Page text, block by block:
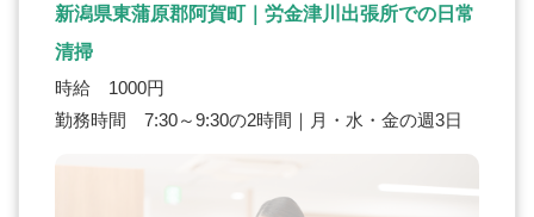
新潟県東蒲原郡阿賀町｜労金津川出張所での日常
清掃
時給 1000円
勤務時間 7:30～9:30の2時間｜月・水・金の週3日